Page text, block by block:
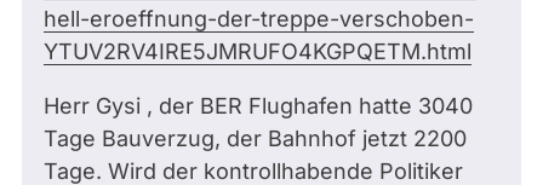
hell-eroeffnung-der-treppe-verschoben-
YTUV2RV4IRE5JMRUFO4KGPQETM.html
Herr Gysi , der BER Flughafen hatte 3040
Tage Bauverzug, der Bahnhof jetzt 2200
Tage. Wird der kontrollhabende Politiker